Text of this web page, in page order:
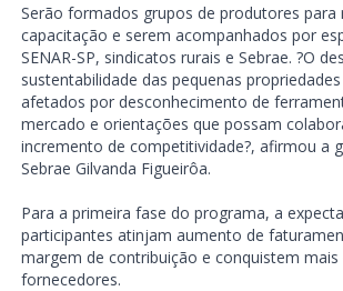
Serão formados grupos de produtores para
capacitação e serem acompanhados por
SENAR-SP, sindicatos rurais e Sebrae. ?O
sustentabilidade das pequenas
afetados por desconhecimento de
mercado e orientações que possam
incremento de competitividade?, afirmou a
Sebrae Gilvanda Figueirôa.
Para a primeira fase do programa, a
participantes atinjam aumento de
margem de contribuição e conquistem
fornecedores.